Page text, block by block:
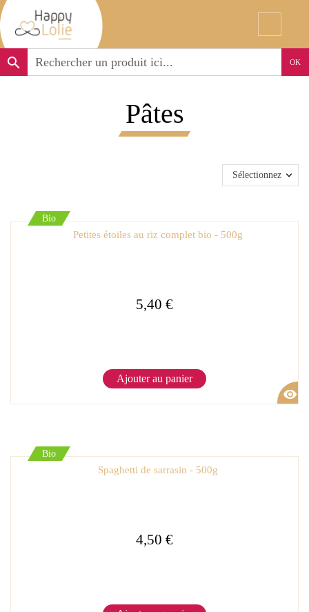
search OK
Pâtes
Sélectionnez
Bio
Petites étoiles au riz complet bio - 500g
5,40 €
Ajouter au panier
visibility
Bio
Spaghetti de sarrasin - 500g
4,50 €